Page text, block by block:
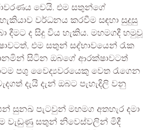
වෙයි. එම සතුන්ගේ
වර්ධනය කරවීම සඳහා සුදුසු
දීමට ද සිදු විය හැකිය. මහමගදී හමුවූ
එම සතුන් සද්භාවයෙන් රැක
සිටින ඔබගේ ආරක්ෂාවටත්
පශු වෛද්‍යවරයෙකු වෙත රැගෙන
දැයි දැන් ඔබට පැහැදිලි වනු
සුනඛ පැටවුන් මහමග අතහැර දමා
වැඩුණු සතුන් නිවෙස්වලින් මිදී